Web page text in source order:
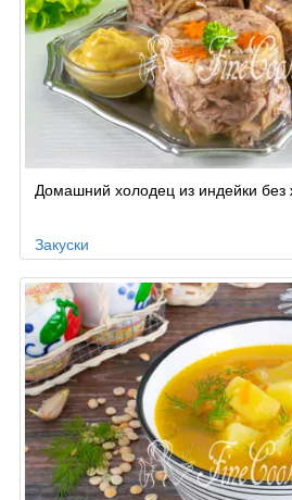
Домашний холодец из индейки без
Закуски